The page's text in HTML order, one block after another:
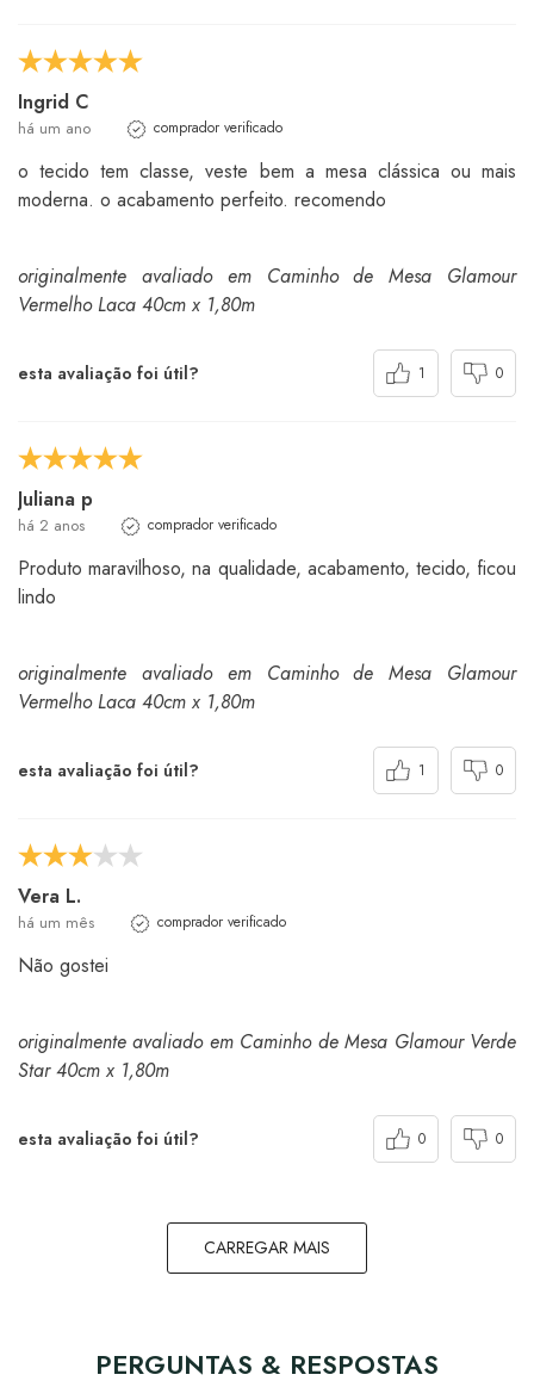
Ingrid C
há um ano comprador verificado
o tecido tem classe, veste bem a mesa clássica ou mais
moderna. o acabamento perfeito. recomendo
originalmente avaliado em Caminho de Mesa Glamour
Vermelho Laca 40cm x 1,80m
esta avaliação foi útil? 1 0
Juliana p
há 2 anos comprador verificado
Produto maravilhoso, na qualidade, acabamento, tecido, ficou
lindo
originalmente avaliado em Caminho de Mesa Glamour
Vermelho Laca 40cm x 1,80m
esta avaliação foi útil? 1 0
Vera L.
há um mês comprador verificado
Não gostei
originalmente avaliado em Caminho de Mesa Glamour Verde
Star 40cm x 1,80m
esta avaliação foi útil? 0 0
CARREGAR MAIS
PERGUNTAS & RESPOSTAS